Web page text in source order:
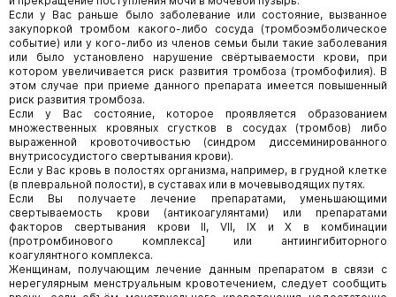
Если у Вас раньше было заболевание или состояние, вызванное
закупоркой тромбом какого-либо сосуда (тромбоэмболическое
событие) или у кого-либо из членов семьи были такие заболевания
или было установлено нарушение свёртываемости крови, при
котором увеличивается риск развития тромбоза (тромбофилия). В
этом случае при приеме данного препарата имеется повышенный
риск развития тромбоза.
Если у Вас состояние, которое проявляется образованием
множественных кровяных сгустков в сосудах (тромбов) либо
выраженной кровоточивостью (синдром диссеминированного
внутрисосудистого свертывания крови).
Если у Вас кровь в полостях организма, например, в грудной клетке
(в плевральной полости), в суставах или в мочевыводящих путях.
Если Вы получаете лечение препаратами, уменьшающими
свертываемость крови (антикоагулянтами) или препаратами
факторов свертывания крови II, VII, IX и X в комбинации
(протромбинового комплекса] или антиингибиторного
коагулянтного комплекса.
Женщинам, получающим лечение данным препаратом в связи с
нерегулярным менструальным кровотечением, следует сообщить